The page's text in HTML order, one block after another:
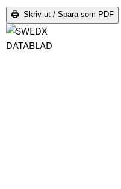
🖨 Skriv ut / Spara som PDF
DATABLAD